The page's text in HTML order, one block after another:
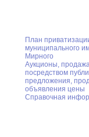
План
муниципального
Мирного
Аукционы,
посредством
предложения,
объявления цены
Справочная